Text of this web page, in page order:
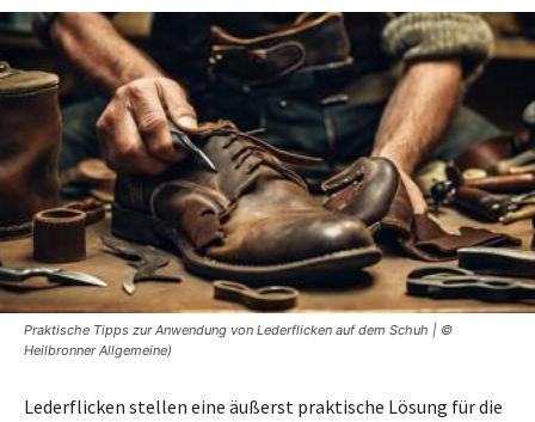
Praktische Tipps zur Anwendung von Lederflicken auf dem Schuh | ©
Heilbronner Allgemeine)
Lederflicken stellen eine äußerst praktische Lösung für die